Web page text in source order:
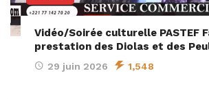
Vidéo/Soirée culturelle PASTEF
prestation des Diolas et des
29 juin 2026 1,548